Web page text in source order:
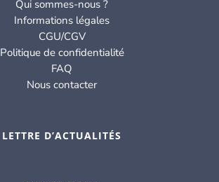
Qui sommes-nous ?
Informations légales
CGU/CGV
Politique de confidentialité
FAQ
Nous contacter
LETTRE D’ACTUALITÉS